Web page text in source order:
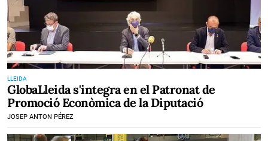
LLEIDA
GlobaLleida s'integra en el Patronat de
Promoció Econòmica de la Diputació
JOSEP ANTON PÉREZ